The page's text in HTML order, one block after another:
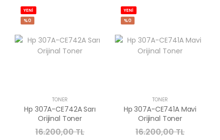
YENİ
%0
TONER
Hp 307A-CE742A Sarı
Orijinal Toner
16.200,00 TL
YENİ
%0
TONER
Hp 307A-CE741A Mavi
Orijinal Toner
16.200,00 TL